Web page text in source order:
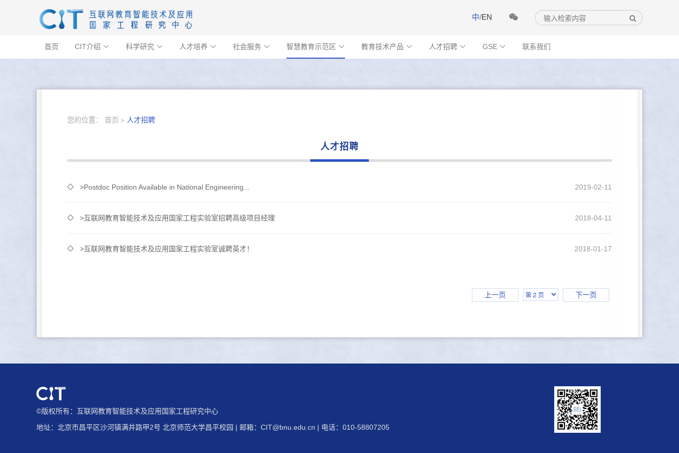
中/EN
首页 CIT介绍  科学研究  人才培养  社会服务  智慧教育示范区  教育技术产品  人才招聘  GSE  联系我们
您的位置： 首页 人才招聘
人才招聘
>Postdoc Position Available in National Engineering... 2019-02-11
>互联网教育智能技术及应用国家工程实验室招聘高级项目经理 2018-04-11
>互联网教育智能技术及应用国家工程实验室诚聘英才！ 2018-01-17
上一页 下一页
©版权所有：互联网教育智能技术及应用国家工程研究中心
地址：北京市昌平区沙河镇满井路甲2号 北京师范大学昌平校园 | 邮箱： CIT@bnu.edu.cn | 电话：010-58807205